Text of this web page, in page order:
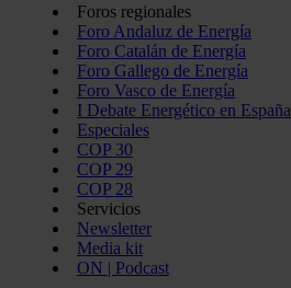
Foros regionales
Foro Andaluz de Energía
Foro Catalán de Energía
Foro Gallego de Energía
Foro Vasco de Energía
I Debate Energético en España
Especiales
COP 30
COP 29
COP 28
Servicios
Newsletter
Media kit
ON | Podcast